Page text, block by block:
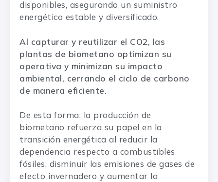
disponibles, asegurando un suministro
energético estable y diversificado.
Al capturar y reutilizar el CO2, las
plantas de biometano optimizan su
operativa y minimizan su impacto
ambiental, cerrando el ciclo de carbono
de manera eficiente.
De esta forma, la producción de
biometano refuerza su papel en la
transición energética al reducir la
dependencia respecto a combustibles
fósiles, disminuir las emisiones de gases de
efecto invernadero y aumentar la